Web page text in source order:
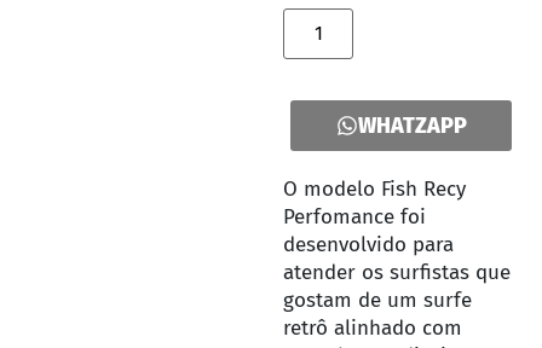
WHATZAPP
O modelo Fish Recy
Perfomance foi
desenvolvido para
atender os surfistas que
gostam de um surfe
retrô alinhado com